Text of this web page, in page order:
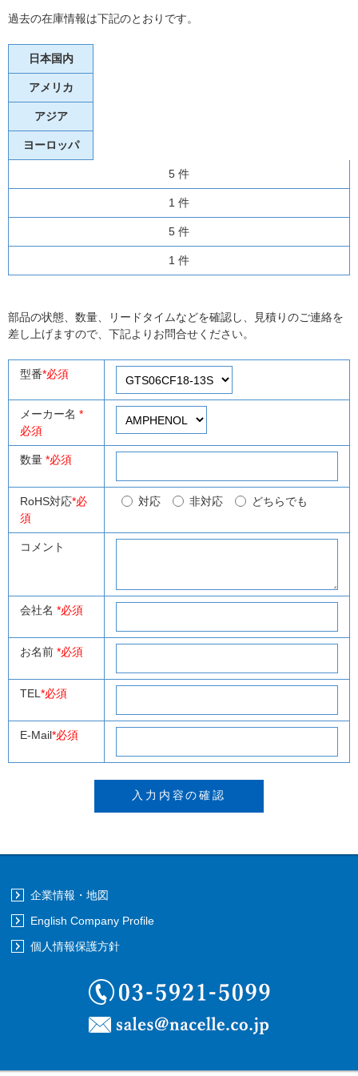
過去の在庫情報は下記のとおりです。
日本国内
アメリカ
アジア
ヨーロッパ
5 件
1 件
5 件
1 件
部品の状態、数量、リードタイムなどを確認し、見積りのご連絡を
差し上げますので、下記よりお問合せください。
型番*必須
メーカー名 *
必須
数量 *必須
RoHS対応*必
須
対応 非対応 どちらでも
コメント
会社名 *必須
お名前 *必須
TEL *必須
E-Mail*必須
企業情報・地図
English Company Profile
個人情報保護方針